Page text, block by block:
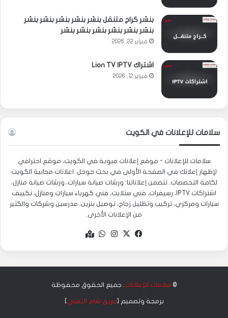
بنشر كراج متنقل بنشر بنشر بنشر بنشر بنشر
بنشر بنشر بنشر بنشر بنشر بنشر
فبراير 22, 2026
اشتراك Lion TV IPTV
فبراير 12, 2026
سلامات للإعلانات في الكويت
سلامات للإعلانات - موقع إعلانات مبوبة في الكويت، موقع احترافي
لإظهار إعلانك في الصفحة الأولى في بحث جوجل. اعلانات مجانية الكويت
لكافة التخصصات. تتضمن إعلاناتنا: ورشات صيانة سيارات، ورشات صيانة منازل،
اشتراكات IPTV، رسيفرات، فني ستلايت، فني كهرباء سيارات ومنازل، تكييف
سيارات ومركزي، تركيب وتظليل زجاج، توصيل بنزين، مدرسين وشركات والكثير
من الإعلانات الأخرى.
فيسبوك
‫X انستقرام
واتساب
© سلامات للإعلانات. جميع الحقوق محفوظة
برمجة وتصميم [فريق شام التقني]